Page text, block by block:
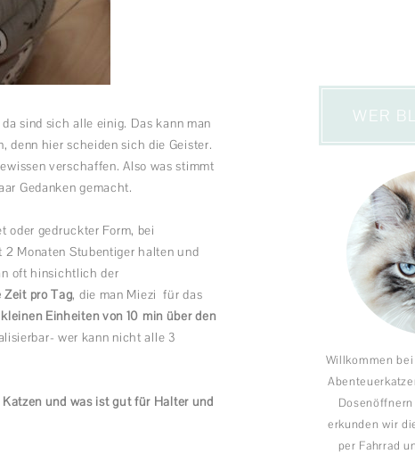
sind sich alle einig. Das kann man
denn hier scheiden sich die Geister.
verschaffen. Also was stimmt
Gedanken gemacht.
oder gedruckter Form, bei
2 Monaten Stubentiger halten und
oft hinsichtlich der
Zeit pro Tag, die man Miezi für das
Einheiten von 10 min über den
wer kann nicht alle 3
und was ist gut für Halter und
WER
Willkommen
erkunden wir
per Fahrrad